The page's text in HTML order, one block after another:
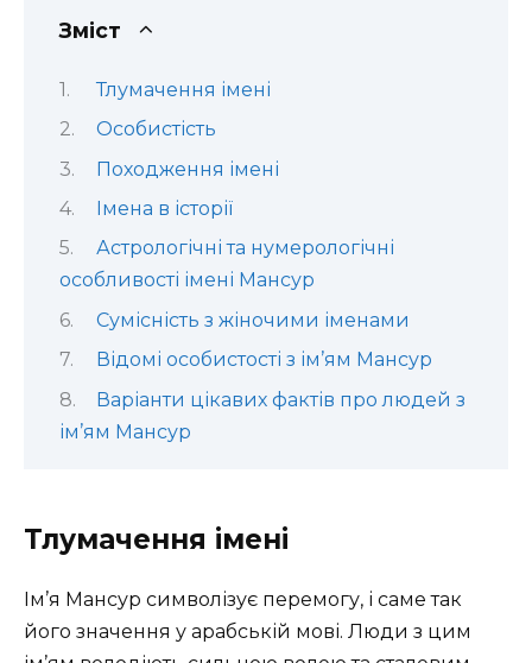
Зміст
Тлумачення імені
Особистість
Походження імені
Імена в історії
Астрологічні та нумерологічні
особливості імені Мансур
Сумісність з жіночими іменами
Відомі особистості з ім’ям Мансур
Варіанти цікавих фактів про людей з
ім’ям Мансур
Тлумачення імені
Ім’я Мансур символізує перемогу, і саме так
його значення у арабській мові. Люди з цим